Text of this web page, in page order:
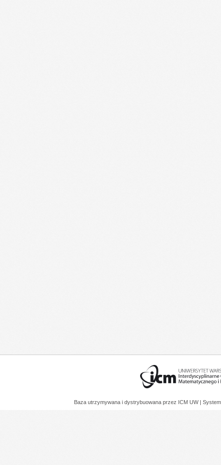
Baza utrzymywana i dystrybuowana przez ICM UW |